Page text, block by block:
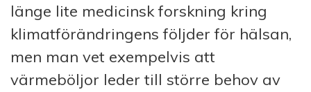
länge lite medicinsk forskning kring
klimatförändringens följder för hälsan,
men man vet exempelvis att
värmeböljor leder till större behov av